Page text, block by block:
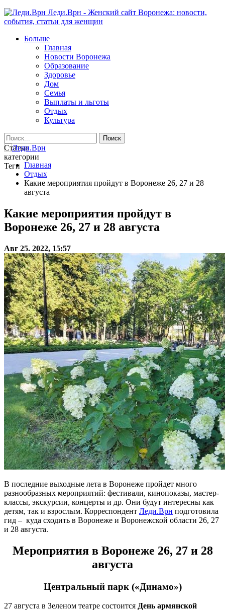
Леди.Врн - Женский сайт Воронежа: новости,
события, статьи для женщин
Больше
Главная
Новости Воронежа
Образование
Здоровье
Дом
Семья
Выплаты и льготы
Отдых
Культура
Статьи
категории
Теги Главная
Отдых
Какие мероприятия пройдут в Воронеже 26, 27 и 28
августа
Какие мероприятия пройдут в
Воронеже 26, 27 и 28 августа
Авг 25. 2022, 15:57
В последние выходные лета в Воронеже пройдет много
разнообразных мероприятий: фестивали, кинопоказы, мастер-
классы, экскурсии, концерты и др. Они будут интересны как
детям, так и взрослым. Корреспондент Леди.Врн подготовила
гид – куда сходить в Воронеже и Воронежской области 26, 27
и 28 августа.
Мероприятия в Воронеже 26, 27 и 28
августа
Центральный парк («Динамо»)
27 августа в Зеленом театре состоится День армянской